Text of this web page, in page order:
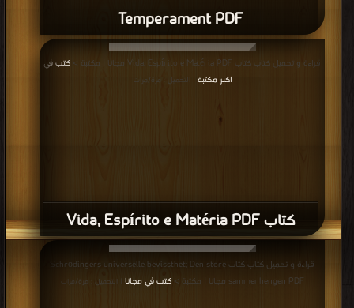
Temperament PDF
كتاب Vida, Espírito e Matéria PDF
قراءة و تحميل كتاب كتاب Vida, Espírito e Matéria PDF مجانا | مكتبة >
كتب في
اكبر مكتبة
| التحميل : مرة/مرات
قراءة و تحميل كتاب كتاب Schrödingers universelle bevissthet; Den store
sammenhengen PDF مجانا | مكتبة >
كتب في مجانا | التحميل : مرة/مرات